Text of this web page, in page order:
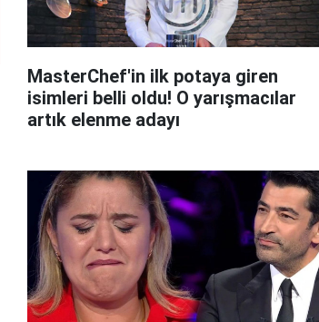
MasterChef'in ilk potaya giren
isimleri belli oldu! O yarışmacılar
artık elenme adayı